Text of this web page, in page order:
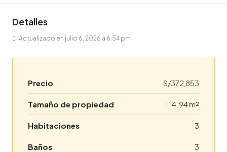
Detalles
Actualizado en julio 6, 2026 a 6:54 pm
Precio S/372,853
Tamaño de propiedad 114.94 m²
Habitaciones 3
Baños 3